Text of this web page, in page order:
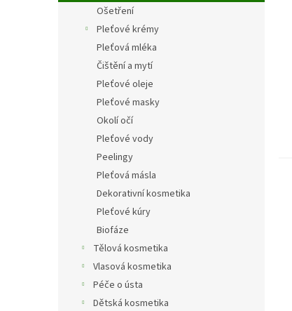
n
Ošetření
Pleťové krémy
Pleťová mléka
Čištění a mytí
Pleťové oleje
Pleťové masky
Okolí očí
Pleťové vody
Peelingy
Pleťová másla
Dekorativní kosmetika
Pleťové kúry
Biofáze
Tělová kosmetika
Vlasová kosmetika
Péče o ústa
Dětská kosmetika